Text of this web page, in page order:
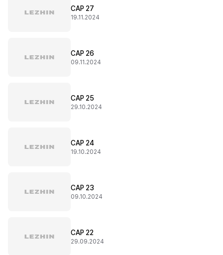
CAP 27
19.11.2024
CAP 26
09.11.2024
CAP 25
29.10.2024
CAP 24
19.10.2024
CAP 23
09.10.2024
CAP 22
29.09.2024